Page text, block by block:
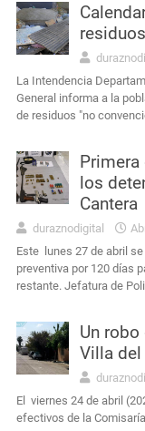
La Intendencia
General informa a la
de residuos "no
los
Cantera
duraznodigital
Este lunes 27 de abril
preventiva por 120 días
restante. Jefatura de
Un
Villa del
El viernes 24 de abril
efectivos de la